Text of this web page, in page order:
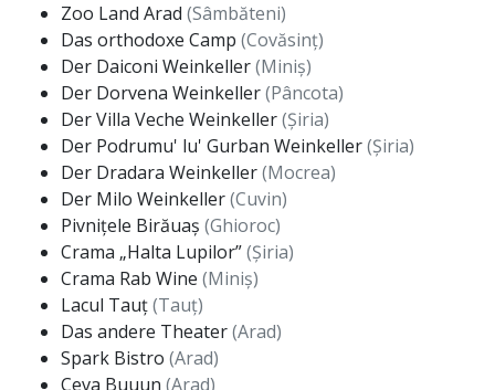
Zoo Land Arad (Sâmbăteni)
Das orthodoxe Camp (Covăsinț)
Der Daiconi Weinkeller(Miniș)
Der Dorvena Weinkeller(Pâncota)
Der Villa Veche Weinkeller(Șiria)
Der Podrumu' lu' Gurban Weinkeller(Șiria)
Der Dradara Weinkeller(Mocrea)
Der Milo Weinkeller(Cuvin)
Pivnițele Birăuaș (Ghioroc)
Crama „Halta Lupilor”(Șiria)
Crama Rab Wine (Miniș)
Lacul Tauț(Tauț)
Das andere Theater(Arad)
Spark Bistro (Arad)
Ceva Buuun (Arad)